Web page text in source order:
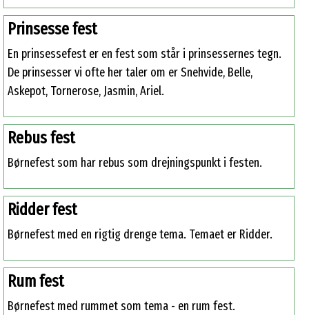
Prinsesse fest
En prinsessefest er en fest som står i prinsessernes tegn.
De prinsesser vi ofte her taler om er Snehvide, Belle,
Askepot, Tornerose, Jasmin, Ariel.
Rebus fest
Børnefest som har rebus som drejningspunkt i festen.
Ridder fest
Børnefest med en rigtig drenge tema. Temaet er Ridder.
Rum fest
Børnefest med rummet som tema - en rum fest.